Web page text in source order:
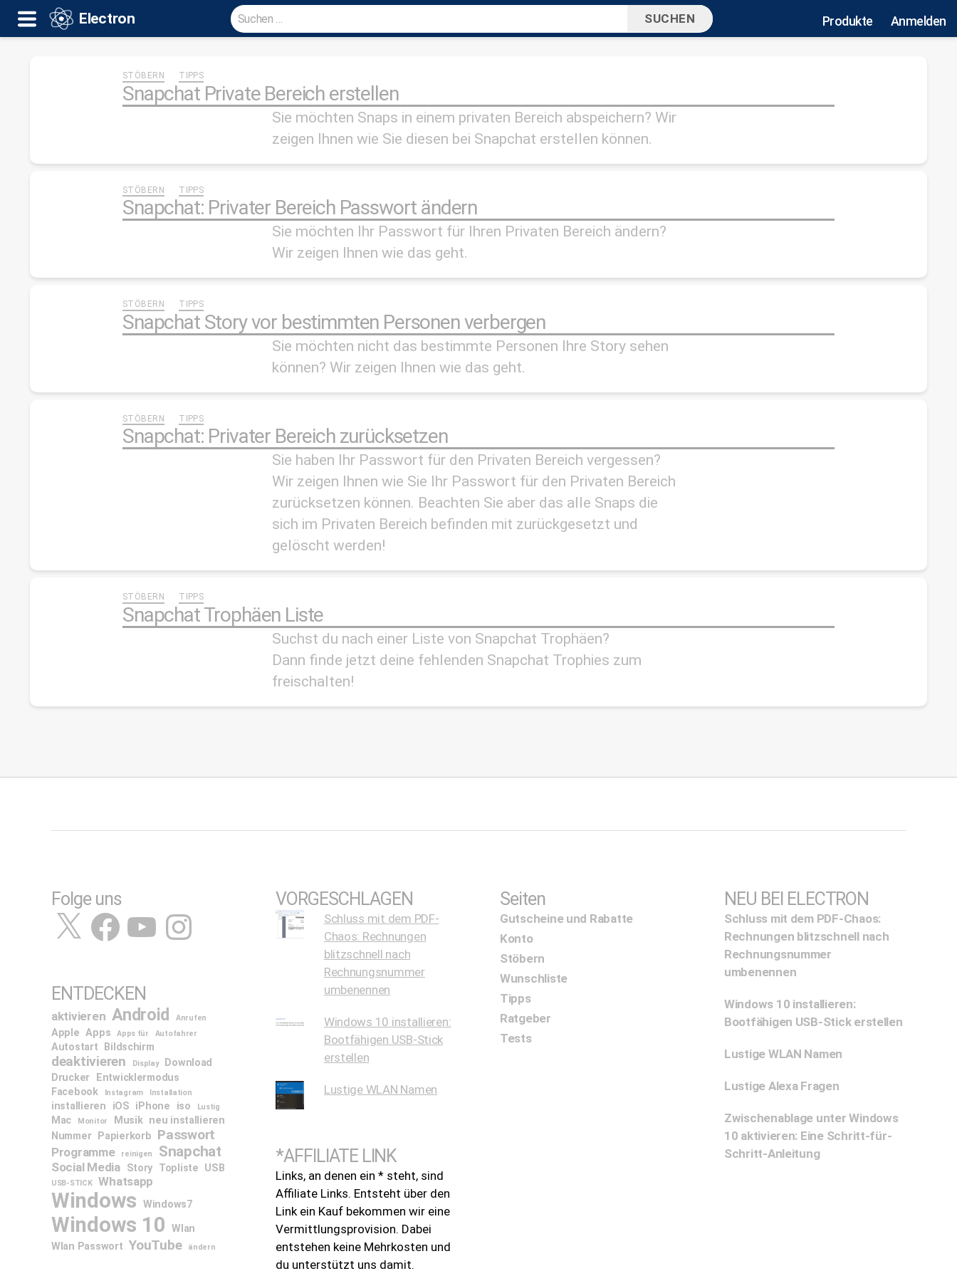
Electron
Electron
Suche
nach:
Produkte Anmelden
STÖBERN TIPPS
Snapchat Private Bereich erstellen
Sie möchten Snaps in einem privaten Bereich abspeichern? Wir
zeigen Ihnen wie Sie diesen bei Snapchat erstellen können.
STÖBERN TIPPS
Snapchat: Privater Bereich Passwort ändern
Sie möchten Ihr Passwort für Ihren Privaten Bereich ändern?
Wir zeigen Ihnen wie das geht.
STÖBERN TIPPS
Snapchat Story vor bestimmten Personen verbergen
Sie möchten nicht das bestimmte Personen Ihre Story sehen
können? Wir zeigen Ihnen wie das geht.
STÖBERN TIPPS
Snapchat: Privater Bereich zurücksetzen
Sie haben Ihr Passwort für den Privaten Bereich vergessen?
Wir zeigen Ihnen wie Sie Ihr Passwort für den Privaten Bereich
zurücksetzen können. Beachten Sie aber das alle Snaps die
sich im Privaten Bereich befinden mit zurückgesetzt und
gelöscht werden!
STÖBERN TIPPS
Snapchat Trophäen Liste
Suchst du nach einer Liste von Snapchat Trophäen?
Dann finde jetzt deine fehlenden Snapchat Trophies zum
freischalten!
Folge uns
X FacebookYouTubeInstagram
ENTDECKEN
aktivieren Android Anrufen
Apple Apps Apps für Autofahrer
Autostart Bildschirm
deaktivieren Display
Download
Drucker
Entwicklermodus
Facebook
Instagram Installation
installieren iOS iPhone iso Lustig
Mac Monitor Musik neu installieren
Nummer
Papierkorb Passwort
Programme reinigen Snapchat
Social Media Story Topliste USB
USB-STICK Whatsapp
Windows Windows7
Windows 10 Wlan
Wlan Passwort YouTube ändern
VORGESCHLAGEN
Schluss mit dem PDF-
Chaos: Rechnungen
blitzschnell nach
Rechnungsnummer
umbenennen
Windows 10 installieren:
Bootfähigen USB-Stick
erstellen
Lustige WLAN Namen
*AFFILIATE LINK
Links, an denen ein * steht, sind
Affiliate Links. Entsteht über den
Link ein Kauf bekommen wir eine
Vermittlungsprovision. Dabei
entstehen keine Mehrkosten und
du unterstützt uns damit.
Seiten
Gutscheine und Rabatte
Konto
Stöbern
Wunschliste
Tipps
Ratgeber
Tests
NEU BEI ELECTRON
Schluss mit dem PDF-Chaos:
Rechnungen blitzschnell nach
Rechnungsnummer
umbenennen
Windows 10 installieren:
Bootfähigen USB-Stick erstellen
Lustige WLAN Namen
Lustige Alexa Fragen
Zwischenablage unter Windows
10 aktivieren: Eine Schritt-für-
Schritt-Anleitung